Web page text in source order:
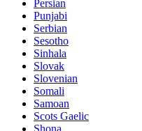
Persian
Punjabi
Serbian
Sesotho
Sinhala
Slovak
Slovenian
Somali
Samoan
Scots Gaelic
Shona